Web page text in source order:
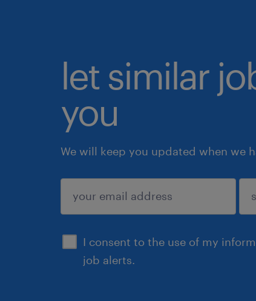
let similar
you
We will keep you updated when we
I consent to the use of my
job alerts.
submit